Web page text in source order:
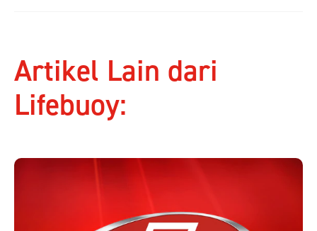
Artikel Lain dari
Lifebuoy: